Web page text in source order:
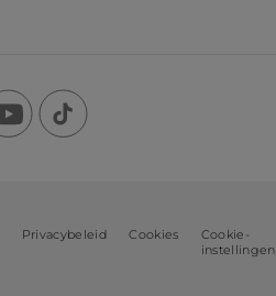
Privacybeleid Cookies
Cookie-
instellingen